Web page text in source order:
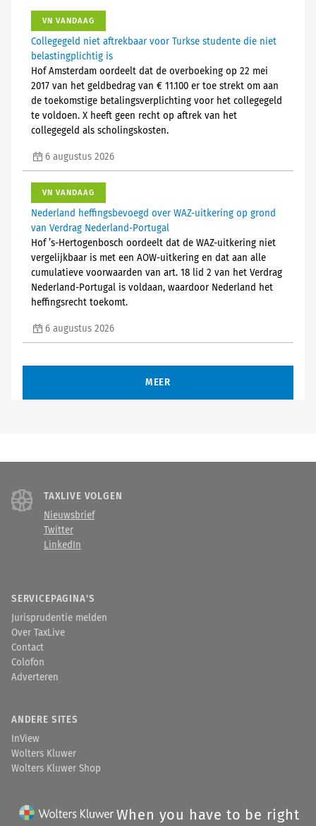
VN VANDAAG
Collegegeld niet aftrekbaar voor Turkse studente die niet
belastingplichtig is
Hof Amsterdam oordeelt dat de overboeking op 22 mei
2017 van het geldbedrag van € 11.100 er toe strekt om aan
de toekomstige betalingsverplichting voor het collegegeld
te voldoen. X heeft geen recht op aftrek van het
collegegeld als scholingskosten.
6 augustus 2026
VN VANDAAG
Nederland heffingsbevoegd over WAZ-uitkering op grond
van Verdrag Nederland-Portugal
Hof ’s-Hertogenbosch oordeelt dat de WAZ-uitkering niet
vergelijkbaar is met een AOW-uitkering en dat aan alle
cumulatieve voorwaarden van art. 18 lid 2 van het Verdrag
Nederland-Portugal is voldaan, waardoor Nederland het
heffingsrecht toekomt.
6 augustus 2026
MEER
TAXLIVE VOLGEN
Nieuwsbrief
Twitter
LinkedIn
SERVICEPAGINA'S
Jurisprudentie melden
Over TaxLive
Contact
Colofon
Adverteren
ANDERE SITES
InView
Wolters Kluwer
Wolters Kluwer Shop
When you have to be right